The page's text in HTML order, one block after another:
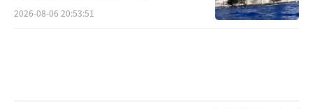
2026-08-06 20:53:51